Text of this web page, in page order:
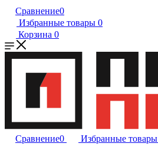
Сравнение0
Избранные товары 0
Корзина 0
Сравнение0 Избранные товары